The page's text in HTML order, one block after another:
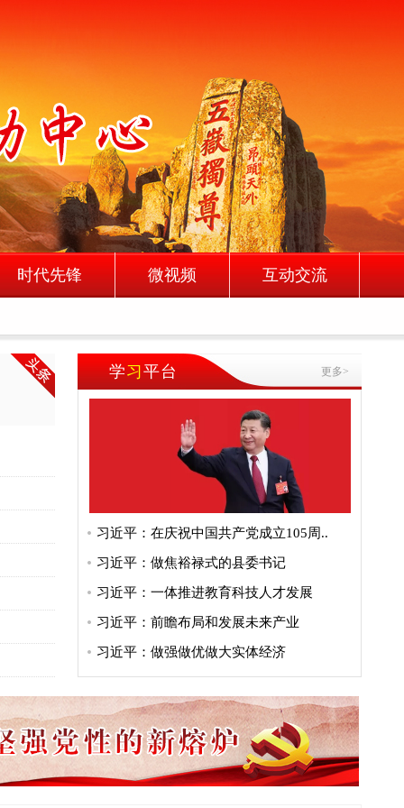
时代先锋 微视频 互动交流
学习平台 更多>
习近平：在庆祝中国共产党成立105周..
习近平：做焦裕禄式的县委书记
习近平：一体推进教育科技人才发展
习近平：前瞻布局和发展未来产业
习近平：做强做优做大实体经济